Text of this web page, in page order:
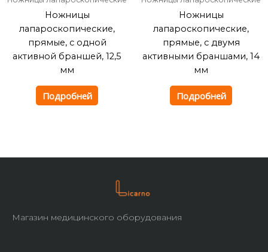
Ножницы
лапароскопические,
прямые, с одной
активной браншей, 12,5
мм
Подробней
Ножницы
лапароскопические,
прямые, с двумя
активными браншами, 14
мм
Подробней
Магазин медицинского оборудования